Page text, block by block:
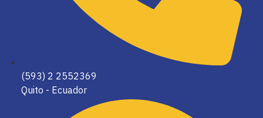
(593) 2 2552369
Quito - Ecuador